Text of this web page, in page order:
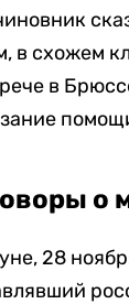
в схожем
в
о
28